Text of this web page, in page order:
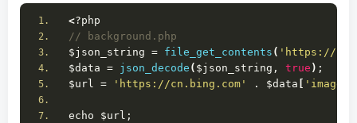
<?php
// background.php
$json_string = file_get_contents ( 'https://
$data = json_decode ( $json_string, true ) ;
$url =
'https://cn.bing.com' . $data 'images'
echo $url;